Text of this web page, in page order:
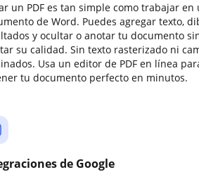
un PDF es tan simple como trabajar en
de Word. Puedes agregar texto,
y ocultar o anotar tu documento
su calidad. Sin texto rasterizado ni
Usa un editor de PDF en línea
tu documento perfecto en minutos.
de Google